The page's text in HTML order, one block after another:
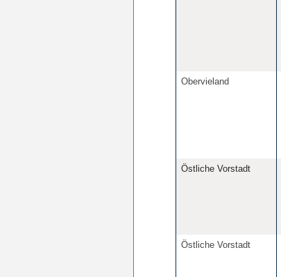
Obervieland
Östliche Vorstadt
Östliche Vorstadt